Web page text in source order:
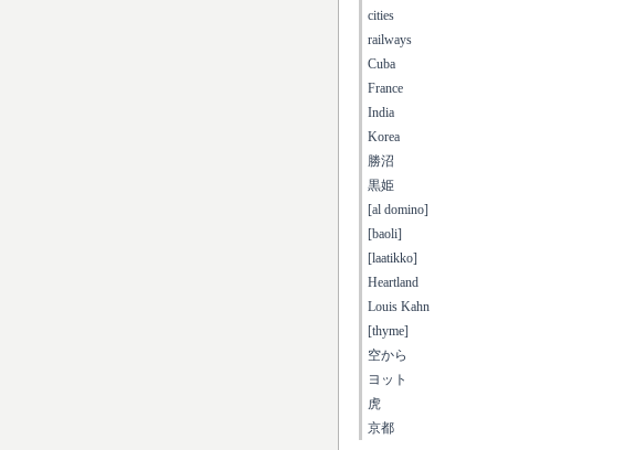
cities
railways
Cuba
France
India
Korea
勝沼
黒姫
[al domino]
[baoli]
[laatikko]
Heartland
Louis Kahn
[thyme]
空から
ヨット
虎
京都